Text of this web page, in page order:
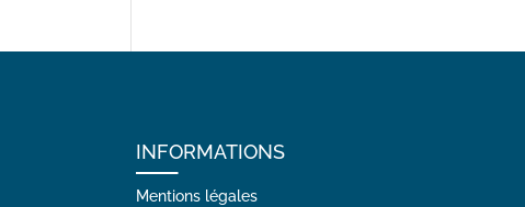
INFORMATIONS
Mentions légales